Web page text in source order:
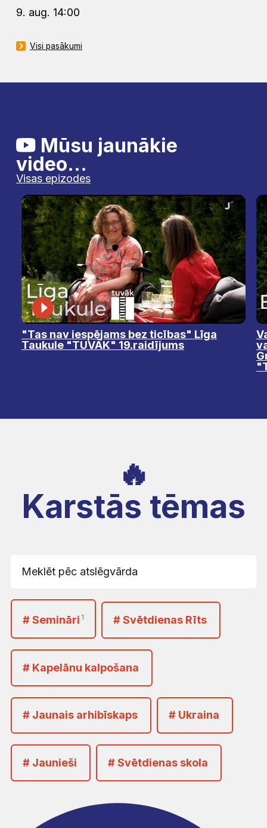
9. aug. 14:00
Visi pasākumi
Mūsu jaunākie
video...
Visas epizodes
"Tas nav iespējams bez ticības" Līga
Taukule "TUVĀK" 19.raidījums
🔥
Karstās tēmas
# Semināri 1 # Svētdienas Rīts
# Kapelānu kalpošana
# Jaunais arhibīskaps # Ukraina
# Jaunieši # Svētdienas skola